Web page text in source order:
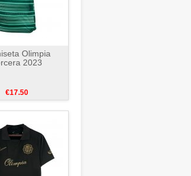
Olimpia
2023
€17.50